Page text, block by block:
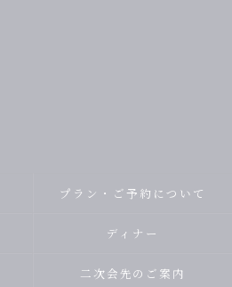
プラン・ご予約について
ディナー
二次会先のご案内